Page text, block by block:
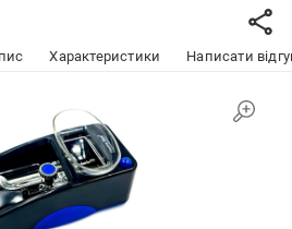
Характеристики Написати